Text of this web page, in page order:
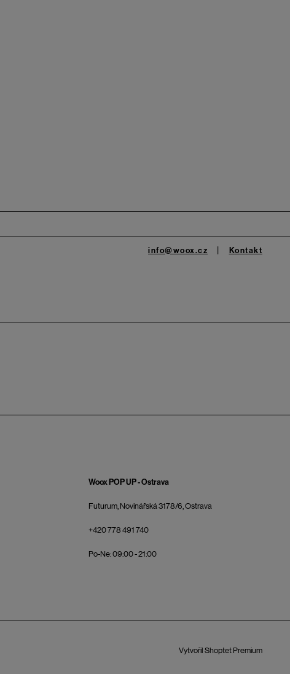
info@woox.cz Kontakt
Woox POP UP - Ostrava
Futurum, Novinářská 3178/6, Ostrava
+420 778 491 740
Po-Ne: 09:00 - 21:00
Vytvořil Shoptet Premium